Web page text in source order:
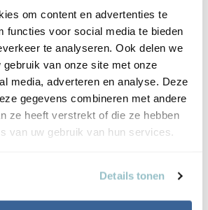
om content en advertenties te
functies voor social media te bieden
te analyseren. Ook delen we
gebruik van onze site met onze
media, adverteren en analyse. Deze
gegevens combineren met andere
ze heeft verstrekt of die ze hebben
van uw gebruik van hun services.
Details tonen
van vogels leren kijken.”
die vogelbril op?
volstrekt uniek gebied. Er is maar één
grootste getijdegebied ter wereld.
trekroute is het voor miljoenen
een cruciale schakel. Als zij hun
breekt voor hen de hele ketting.”